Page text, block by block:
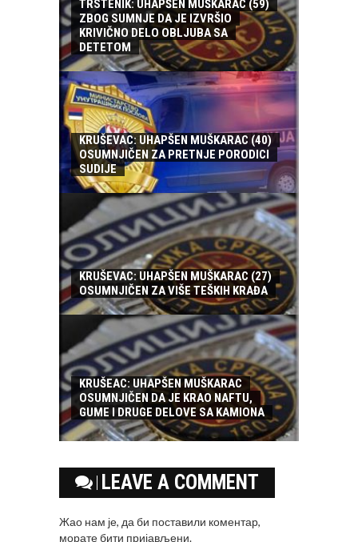
TRSTENIK: UHAPŠEN MUŠKARAC (59)
ZBOG SUMNJE DA JE IZVRŠIO
KRIVIČNO DELO OBLJUBA SA
DETETOM
KRUŠEVAC: UHAPŠEN MUŠKARAC (40)
OSUMNJIČEN ZA PRETNJE PORODICI
SUDIJE
KRUŠEVAC: UHAPŠEN MUŠKARAC (27)
OSUMNJIČEN ZA VIŠE TEŠKIH KRAĐA
KRUŠEAC: UHAPŠEN MUŠKARAC
OSUMNJIČEN DA JE KRAO NAFTU,
GUME I DRUGE DELOVE SA KAMIONA
LEAVE A COMMENT
Жао нам је, да би поставили коментар,
моратебити пријављени.